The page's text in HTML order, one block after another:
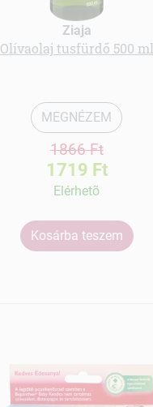
Ziaja
Olívaolaj tusfürdő 500 ml
MEGNÉZEM
1866 Ft
1719 Ft
Elérhetõ
Kosárba teszem